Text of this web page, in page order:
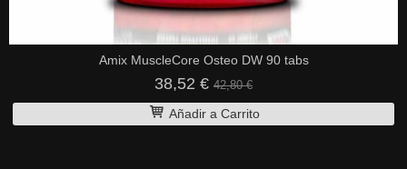
Amix MuscleCore Osteo DW 90 tabs
38,52 € 42,80 €
Añadir a Carrito